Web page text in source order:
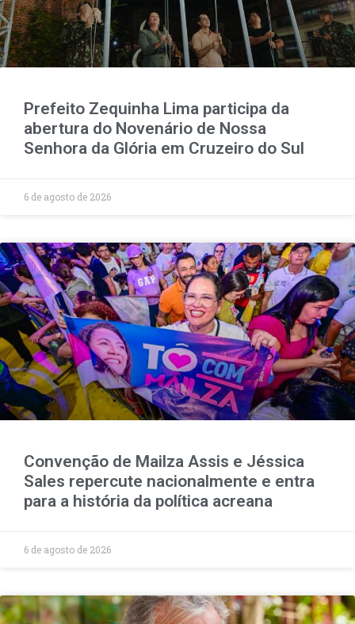
Prefeito Zequinha Lima participa da
abertura do Novenário de Nossa
Senhora da Glória em Cruzeiro do Sul
6 de agosto de 2026
Convenção de Mailza Assis e Jéssica
Sales repercute nacionalmente e entra
para a história da política acreana
6 de agosto de 2026